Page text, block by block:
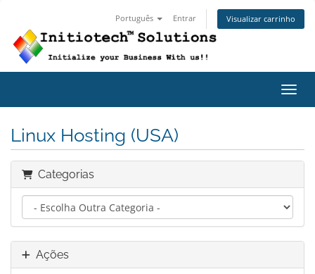
Português Entrar Visualizar carrinho
Linux Hosting (USA)
Categorias
Ações